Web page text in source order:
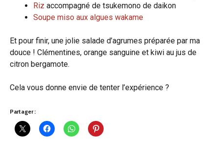
Riz accompagné de tsukemono de daikon
Soupe miso aux algues wakame
Et pour finir, une jolie salade d’agrumes préparée par ma
douce ! Clémentines, orange sanguine et kiwi au jus de
citron bergamote.
Cela vous donne envie de tenter l’expérience ?
Partager :